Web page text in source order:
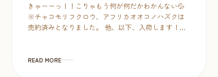
きゃーーっ！！こりゃもう何が何だかわかんない💦
※チャコモリフクロウ、アフリカオオコノハズクは
売約済みとなりました。 他、以下、入荷します！！
READ MORE